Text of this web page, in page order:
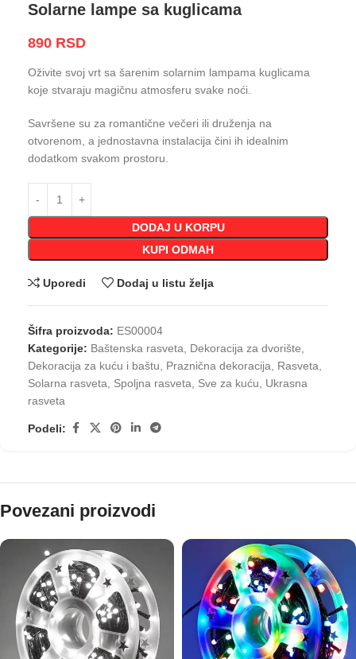
Solarne lampe sa kuglicama
890 RSD
Oživite svoj vrt sa šarenim solarnim lampama kuglicama
koje stvaraju magičnu atmosferu svake noći.
Savršene su za romantične večeri ili druženja na
otvorenom, a jednostavna instalacija čini ih idealnim
dodatkom svakom prostoru.
DODAJ U KORPU
KUPI ODMAH
Uporedi Dodaj u listu želja
Šifra proizvoda: ES00004
Kategorije: Baštenska rasveta, Dekoracija za dvorište,
Dekoracija za kuću i baštu, Praznična dekoracija, Rasveta,
Solarna rasveta, Spoljna rasveta, Sve za kuću, Ukrasna
rasveta
Podeli:
Povezani proizvodi